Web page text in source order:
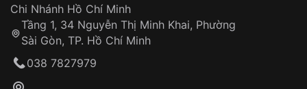
Khách hàng kiểm tra và thanh toán trực tiếp
Đồng hành cùng khách hàng trong suốt quá
trình sử dụng
Chi Nhánh Hồ Chí Minh
Tầng 1, 34 Nguyễn Thị Minh Khai, Phường
Sài Gòn, TP. Hồ Chí Minh
038 7827979